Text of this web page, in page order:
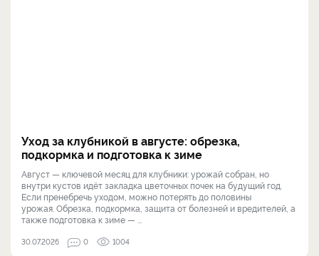
Уход за клубникой в августе: обрезка,
подкормка и подготовка к зиме
Август — ключевой месяц для клубники: урожай собран, но
внутри кустов идёт закладка цветочных почек на будущий год.
Если пренебречь уходом, можно потерять до половины
урожая. Обрезка, подкормка, защита от болезней и вредителей, а
также подготовка к зиме — ...
30.07.2026 0 1004